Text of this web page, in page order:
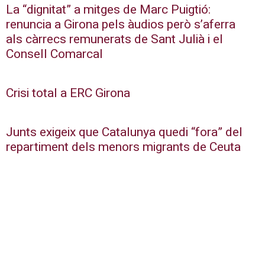
La “dignitat” a mitges de Marc Puigtió:
renuncia a Girona pels àudios però s’aferra
als càrrecs remunerats de Sant Julià i el
Consell Comarcal
Crisi total a ERC Girona
Junts exigeix que Catalunya quedi “fora” del
repartiment dels menors migrants de Ceuta